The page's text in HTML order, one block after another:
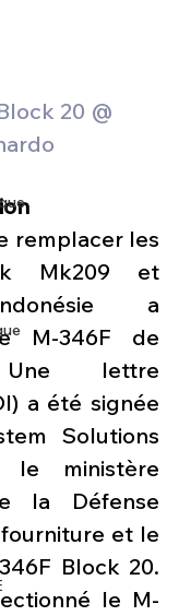
20 @
remplacer les
Mk209 et
a
M-346F de
Une lettre
a été signée
Solutions
le ministère
la Défense
et le
Block 20.
le M-